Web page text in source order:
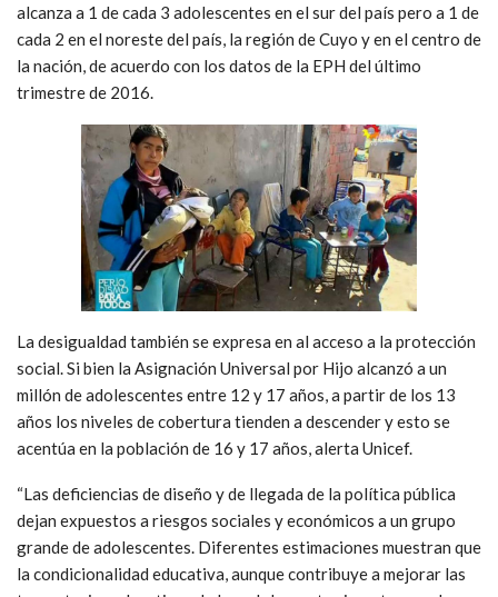
alcanza a 1 de cada 3 adolescentes en el sur del país pero a 1 de
cada 2 en el noreste del país, la región de Cuyo y en el centro de
la nación, de acuerdo con los datos de la EPH del último
trimestre de 2016.
La desigualdad también se expresa en al acceso a la protección
social. Si bien la Asignación Universal por Hijo alcanzó a un
millón de adolescentes entre 12 y 17 años, a partir de los 13
años los niveles de cobertura tienden a descender y esto se
acentúa en la población de 16 y 17 años, alerta Unicef.
“Las deficiencias de diseño y de llegada de la política pública
dejan expuestos a riesgos sociales y económicos a un grupo
grande de adolescentes. Diferentes estimaciones muestran que
la condicionalidad educativa, aunque contribuye a mejorar las